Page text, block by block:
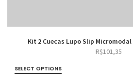
Kit 2 Cuecas Lupo Slip Micromodal
R$101,35
SELECT OPTIONS